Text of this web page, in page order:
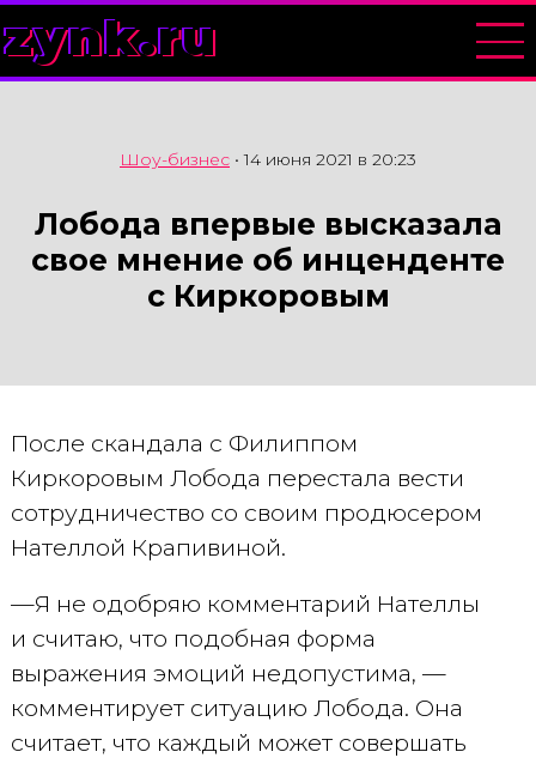
zynk.ru
Шоу-бизнес •14 июня 2021 в 20:23
Лобода впервые высказала
свое мнение об инценденте
с Киркоровым
После скандала с Филиппом
Киркоровым Лобода перестала вести
сотрудничество со своим продюсером
Нателлой Крапивиной.
—Я не одобряю комментарий Нателлы
и считаю, что подобная форма
выражения эмоций недопустима, —
комментирует ситуацию Лобода. Она
считает, что каждый может совершать